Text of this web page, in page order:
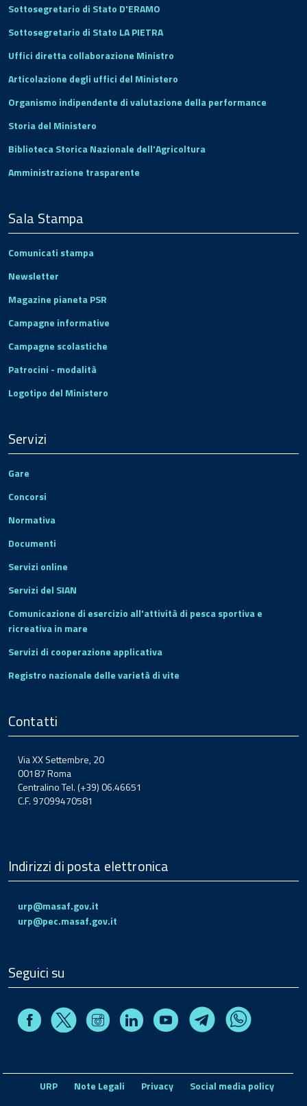
Sottosegretario di Stato D'ERAMO
Sottosegretario di Stato LA PIETRA
Uffici diretta collaborazione Ministro
Articolazione degli uffici del Ministero
Organismo indipendente di valutazione della performance
Storia del Ministero
Biblioteca Storica Nazionale dell'Agricoltura
Amministrazione trasparente
Sala Stampa
Comunicati stampa
Newsletter
Magazine pianeta PSR
Campagne informative
Campagne scolastiche
Patrocini - modalità
Logotipo del Ministero
Servizi
Gare
Concorsi
Normativa
Documenti
Servizi online
Servizi del SIAN
Comunicazione di esercizio all'attività di pesca sportiva e
ricreativa in mare
Servizi di cooperazione applicativa
Registro nazionale delle varietà di vite
Contatti
Via XX Settembre, 20
00187 Roma
Centralino Tel. (+39) 06.46651
C.F. 97099470581
Indirizzi di posta elettronica
urp@masaf.gov.it
urp@pec.masaf.gov.it
Seguici su
FacebookX InstagramLinkedin Youtube TelegramWhatsapp
URP Note Legali Privacy
Social media policy